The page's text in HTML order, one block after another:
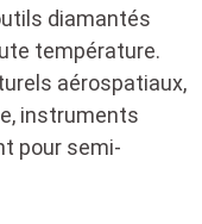
diamantés
température.
aérospatiaux,
instruments
pour semi-